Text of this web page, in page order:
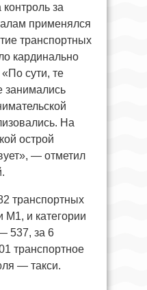
за
применялся
транспортных
кардинально
сути, те
занимались
На
острой
— отметил
транспортных
М1, и категории
537, за 6
транспортное
— такси.